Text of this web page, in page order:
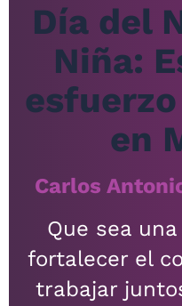
Día del
Niña:
en
Carlos
Que sea
fortalecer el
trabajar